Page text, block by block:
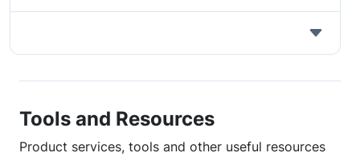
Tools and Resources
Product services, tools and other useful resources